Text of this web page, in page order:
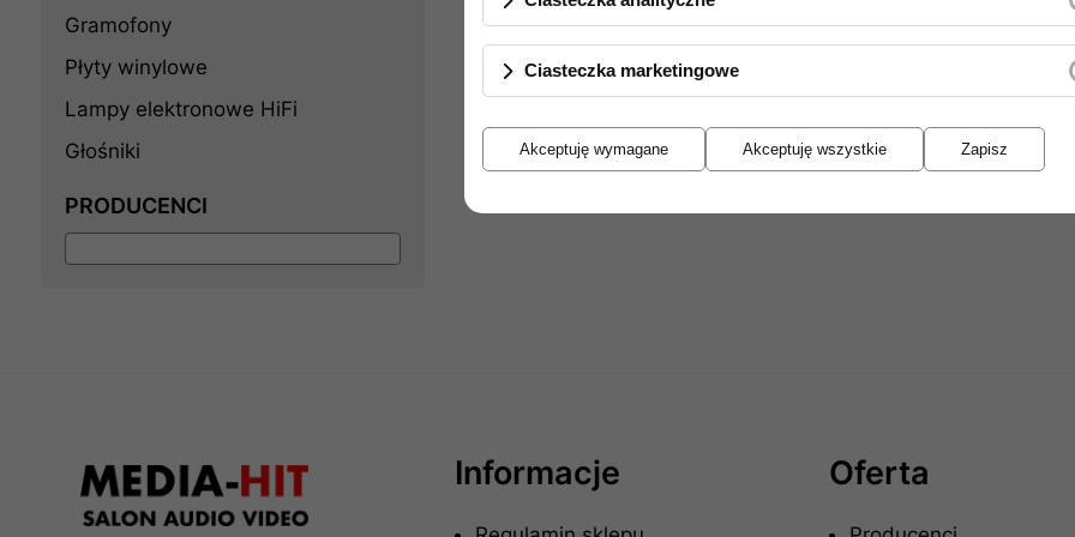
Gramofony
Płyty winylowe
Lampy elektronowe HiFi
Głośniki
PRODUCENCI
Informacje Oferta
Ciasteczka marketingowe
Akceptuję wymagane Akceptuję wszystkie Zapisz